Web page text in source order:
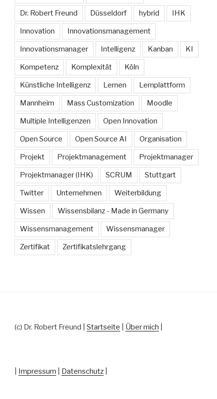
Dr. Robert Freund Düsseldorf hybrid IHK
Innovation Innovationsmanagement
Innovationsmanager Intelligenz Kanban KI
Kompetenz Komplexität Köln
Künstliche Intelligenz Lernen Lernplattform
Mannheim Mass Customization Moodle
Multiple Intelligenzen Open Innovation
Open Source Open Source AI Organisation
Projekt Projektmanagement Projektmanager
Projektmanager (IHK) SCRUM Stuttgart
Twitter Unternehmen Weiterbildung
Wissen Wissensbilanz - Made in Germany
Wissensmanagement Wissensmanager
Zertifikat Zertifikatslehrgang
(c) Dr. Robert Freund | Startseite Über mich
Impressum Datenschutz